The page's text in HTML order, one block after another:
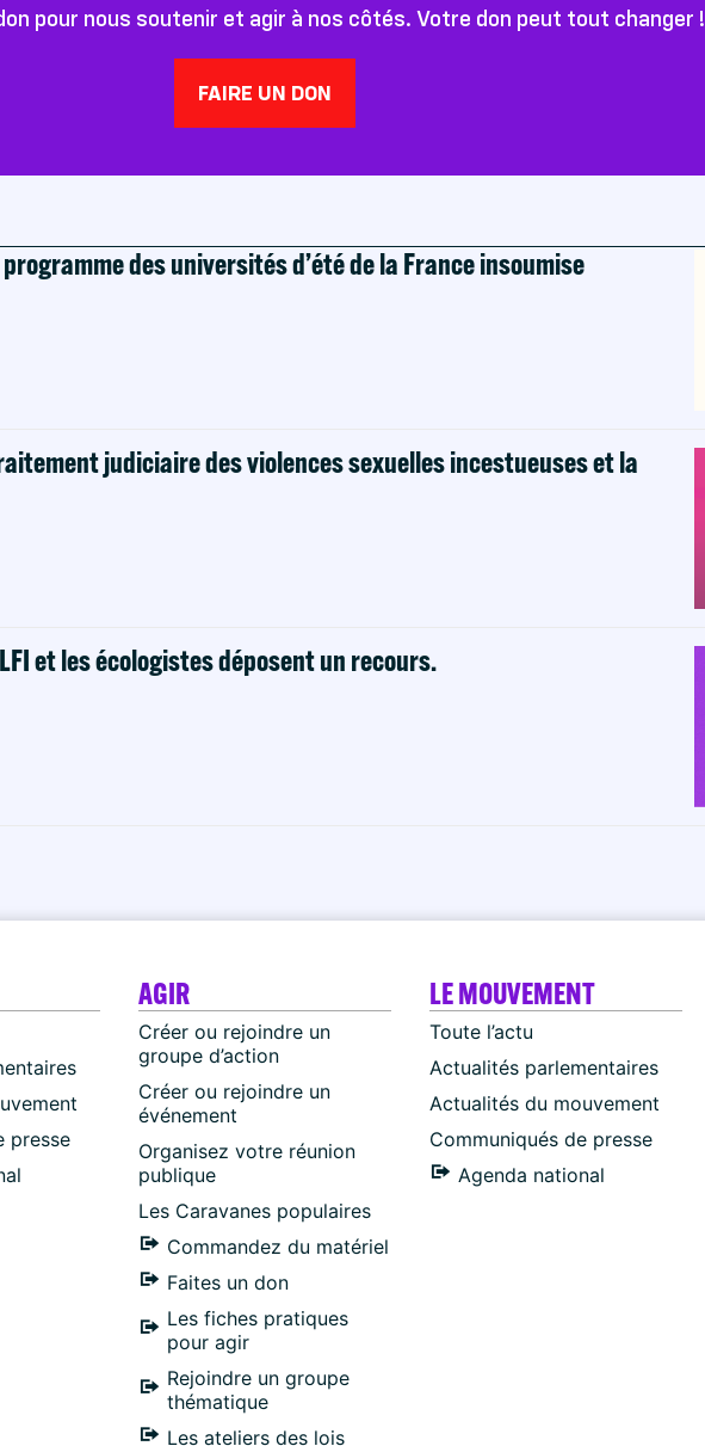
pour nous soutenir et agir à nos côtés. Votre don peut tout changer !
FAIRE UN DON
des universités d’été de la France insoumise
judiciaire des violences sexuelles incestueuses et la
et les écologistes déposent un recours.
presse
AGIR
Créer ou rejoindre un
groupe d’action
Créer ou rejoindre un
événement
Organisez votre réunion
publique
Les Caravanes populaires
Commandez du matériel
Faites un don
Les fiches pratiques
pour agir
Rejoindre un groupe
thématique
Les ateliers des lois
LE MOUVEMENT
Toute l’actu
Actualités parlementaires
Actualités du mouvement
Communiqués de presse
Agenda national